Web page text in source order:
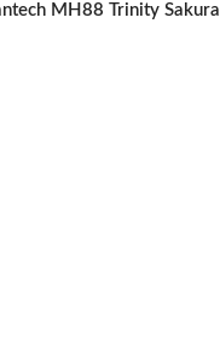
MH88 Trinity Sakura